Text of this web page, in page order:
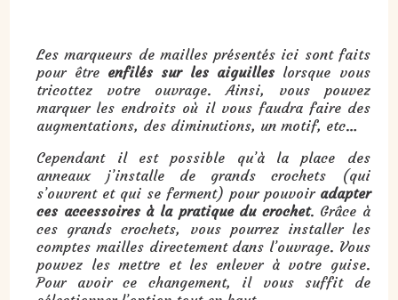
Les marqueurs de mailles présentés ici sont faits
pour être enfilés sur les aiguilles lorsque vous
tricottez votre ouvrage. Ainsi, vous pouvez
marquer les endroits où il vous faudra faire des
augmentations, des diminutions, un motif, etc…
Cependant il est possible qu’à la place des
anneaux j’installe de grands crochets (qui
s’ouvrent et qui se ferment) pour pouvoir adapter
ces accessoires à la pratique du crochet. Grâce à
ces grands crochets, vous pourrez installer les
comptes mailles directement dans l’ouvrage. Vous
pouvez les mettre et les enlever à votre guise.
Pour avoir ce changement, il vous suffit de